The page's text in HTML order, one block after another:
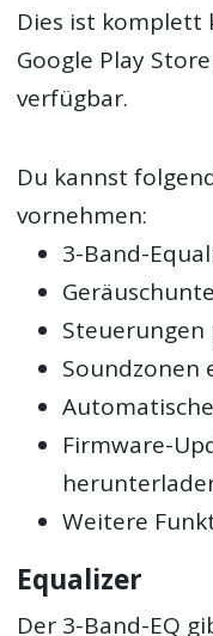
Dies ist komplett
Google Play
verfügbar.
Du kannst
vornehmen:
3-Band-
Steuerungen
Soundzonen
Firmware-
Weitere
Equalizer
Der 3-Band-EQ